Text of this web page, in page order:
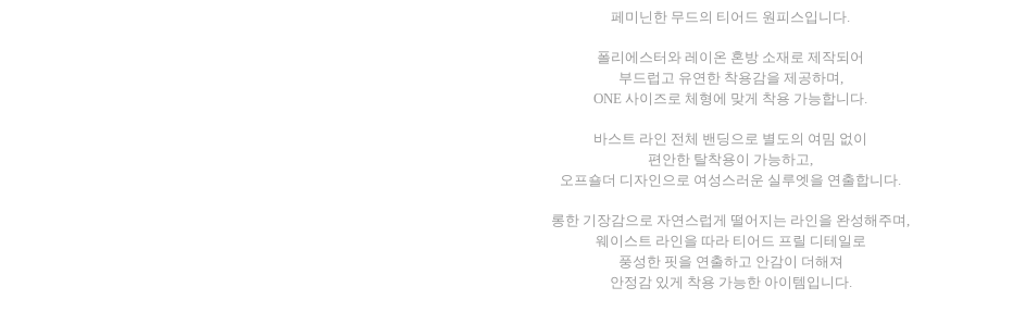
페미닌한 무드의 티어드 원피스입니다.
폴리에스터와 레이온 혼방 소재로 제작되어
부드럽고 유연한 착용감을 제공하며,
ONE 사이즈로 체형에 맞게 착용 가능합니다.
바스트 라인 전체 밴딩으로 별도의 여밈 없이
편안한 탈착용이 가능하고,
오프숄더 디자인으로 여성스러운 실루엣을 연출합니다.
롱한 기장감으로 자연스럽게 떨어지는 라인을 완성해주며,
웨이스트 라인을 따라 티어드 프릴 디테일로
풍성한 핏을 연출하고 안감이 더해져
안정감 있게 착용 가능한 아이템입니다.